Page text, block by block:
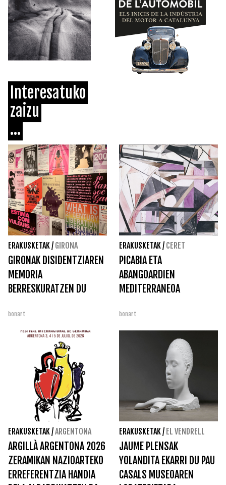
Interesatuko
zaizu
...
ERAKUSKETAK/ GIRONA
GIRONAK DISIDENTZIAREN
MEMORIA
BERRESKURATZEN DU
bonart
ERAKUSKETAK/ CERET
PICABIA ETA
ABANGOARDIEN
MEDITERRANEOA
bonart
ERAKUSKETAK/ARGENTONA
ARGILLÀ ARGENTONA 2026
ZERAMIKAN NAZIOARTEKO
ERREFERENTZIA HANDIA
ERAKUSKETAK/ EL VENDRELL
JAUME PLENSAK
YOLANDITA EKARRI DU PAU
CASALS MUSEOAREN